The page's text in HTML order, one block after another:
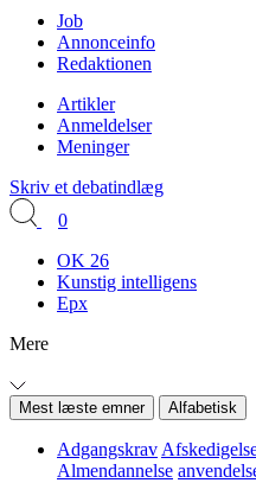
Job
Annonceinfo
Redaktionen
Artikler
Anmeldelser
Meninger
Skriv et debatindlæg
0
OK 26
Kunstig intelligens
Epx
Mere
Mest læste emner Alfabetisk
Adgangskrav
Almendannelse